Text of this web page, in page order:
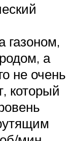
газоном,
а
не очень
который